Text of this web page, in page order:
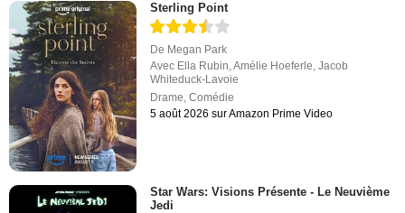
Sterling Point
De Megan Park
Avec Ella Rubin,Amélie Hoeferle,Jacob
Whiteduck-Lavoie
Drame,Comédie
5 août 2026 sur Amazon Prime Video
Star Wars: Visions Présente - Le Neuvième
Jedi